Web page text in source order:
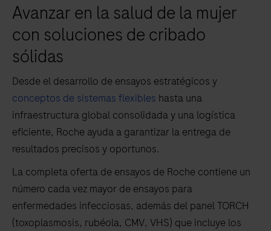
Avanzar en la salud de la mujer
con soluciones de cribado
sólidas
Desde el desarrollo de ensayos estratégicos y
conceptos de sistemas flexibles hasta una
infraestructura global consolidada y una logística
eficiente, Roche ayuda a garantizar la entrega de
resultados precisos y oportunos.
La completa oferta de ensayos de Roche contiene un
número cada vez mayor de ensayos para
enfermedades infecciosas, además del panel TORCH
(toxoplasmosis, rubéola, CMV, VHS) que incluye los